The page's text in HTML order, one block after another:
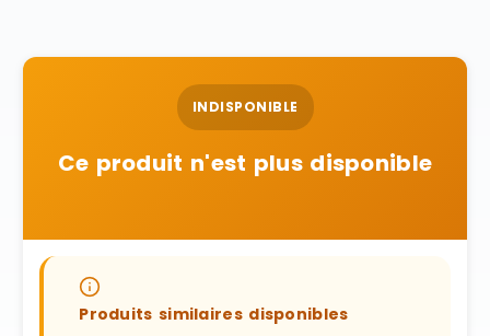
INDISPONIBLE
Ce produit n'est plus disponible
Produits similaires disponibles